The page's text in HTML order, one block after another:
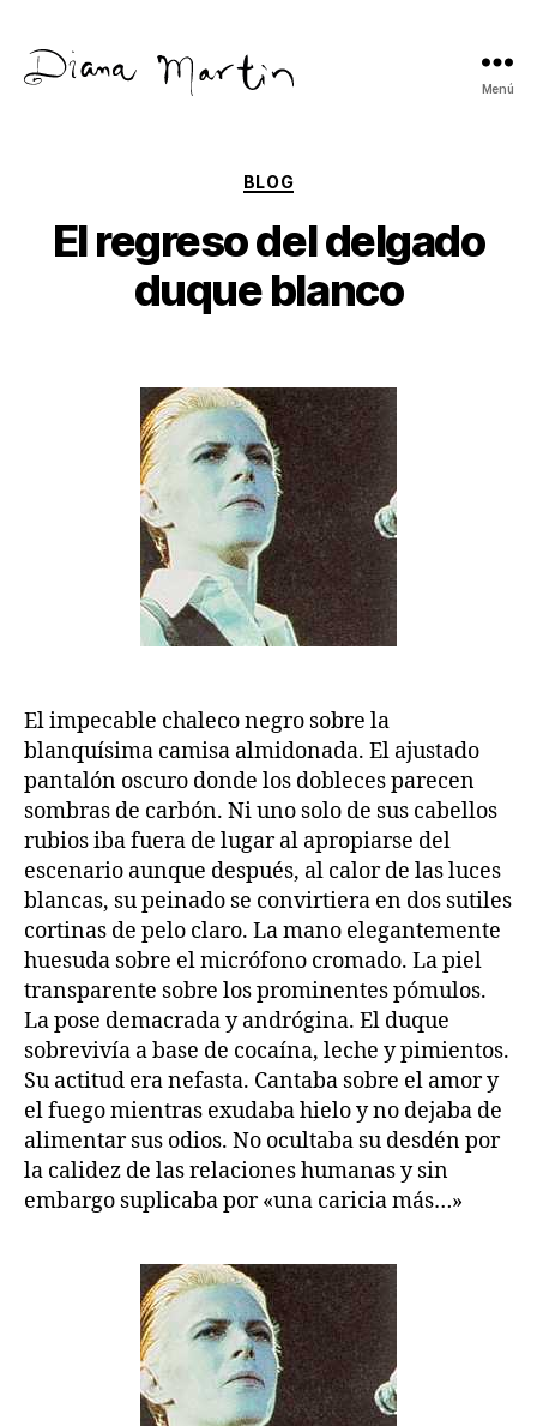
Menú
Categorías
BLOG
El regreso del delgado
duque blanco
El impecable chaleco negro sobre la
blanquísima camisa almidonada. El ajustado
pantalón oscuro donde los dobleces parecen
sombras de carbón. Ni uno solo de sus cabellos
rubios iba fuera de lugar al apropiarse del
escenario aunque después, al calor de las luces
blancas, su peinado se convirtiera en dos sutiles
cortinas de pelo claro. La mano elegantemente
huesuda sobre el micrófono cromado. La piel
transparente sobre los prominentes pómulos.
La pose demacrada y andrógina. El duque
sobrevivía a base de cocaína, leche y pimientos.
Su actitud era nefasta. Cantaba sobre el amor y
el fuego mientras exudaba hielo y no dejaba de
alimentar sus odios. No ocultaba su desdén por
la calidez de las relaciones humanas y sin
embargo suplicaba por «una caricia más…»